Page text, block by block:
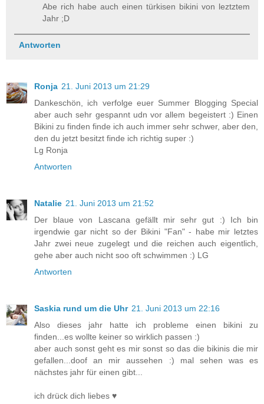
Abe rich habe auch einen türkisen bikini von leztztem
Jahr ;D
Antworten
Ronja 21. Juni 2013 um 21:29
Dankeschön, ich verfolge euer Summer Blogging Special
aber auch sehr gespannt udn vor allem begeistert :) Einen
Bikini zu finden finde ich auch immer sehr schwer, aber den,
den du jetzt besitzt finde ich richtig super :)
Lg Ronja
Antworten
Natalie 21. Juni 2013 um 21:52
Der blaue von Lascana gefällt mir sehr gut :) Ich bin
irgendwie gar nicht so der Bikini "Fan" - habe mir letztes
Jahr zwei neue zugelegt und die reichen auch eigentlich,
gehe aber auch nicht soo oft schwimmen :) LG
Antworten
Saskia rund um die Uhr 21. Juni 2013 um 22:16
Also dieses jahr hatte ich probleme einen bikini zu
finden...es wollte keiner so wirklich passen :)
aber auch sonst geht es mir sonst so das die bikinis die mir
gefallen...doof an mir aussehen :) mal sehen was es
nächstes jahr für einen gibt...
ich drück dich liebes ♥